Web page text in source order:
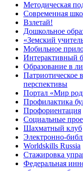
Методическая
Современная
Взлетай!
Дошкольное
«Земский
Мобильное
Интерактивный
Образование в
Патриотическое
перспективы
Портал «Мир
Профилактика
Профориентация
Социальные
Шахматный клуб
Электронно-
Worldskills Russia
Стажировка
Федеральная